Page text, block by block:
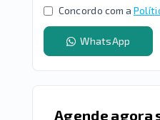
Concordo com a
WhatsApp
Agende agora